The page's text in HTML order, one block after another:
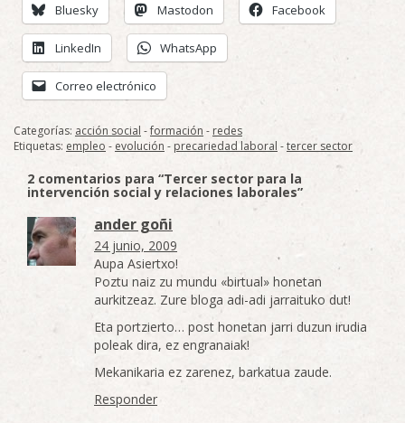
Bluesky Mastodon Facebook
LinkedIn WhatsApp
Correo electrónico
Categorías: acción social -formación - redes
Etiquetas: empleo - evolución - precariedad laboral -tercer sector
2 comentarios para “Tercer sector para la
intervención social y relaciones laborales”
ander goñi
24 junio, 2009
Aupa Asiertxo!
Poztu naiz zu mundu «birtual» honetan
aurkitzeaz. Zure bloga adi-adi jarraituko dut!
Eta portzierto… post honetan jarri duzun irudia
poleak dira, ez engranaiak!
Mekanikaria ez zarenez, barkatua zaude.
Responder